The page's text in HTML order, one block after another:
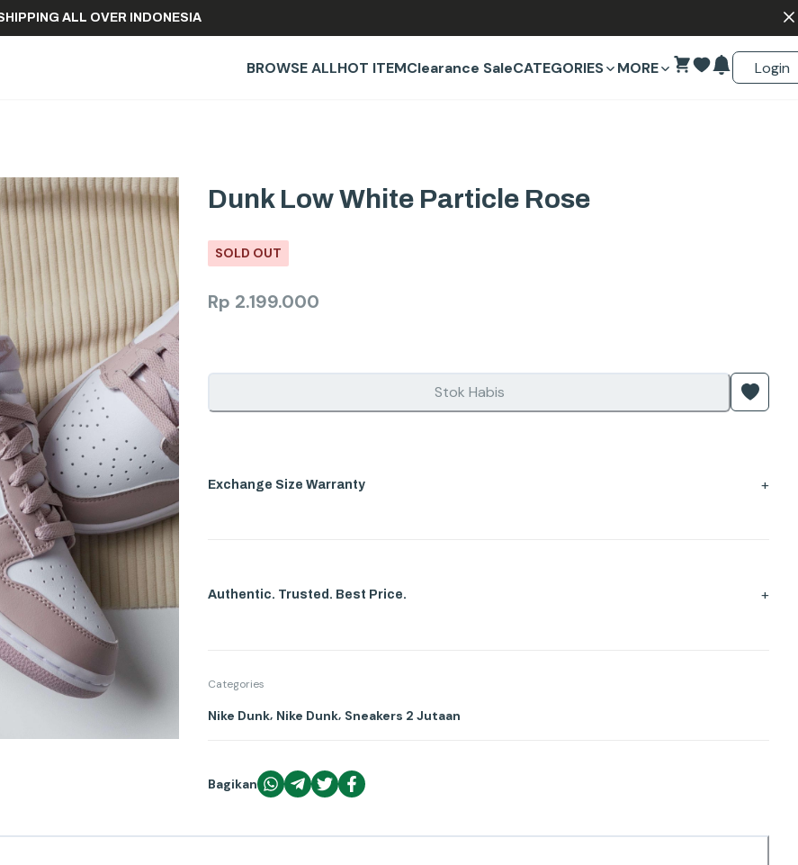
FREE SHIPPING ALL OVER INDONESIA
BROWSE ALLHOT ITEMClearance SaleCATEGORIES MORE Login
Dunk Low White Particle Rose
SOLD OUT
Rp 2.199.000
Stok Habis
Exchange Size Warranty +
Authentic. Trusted. Best Price. +
Categories
Nike Dunk, Nike Dunk, Sneakers 2 Jutaan
Bagikan